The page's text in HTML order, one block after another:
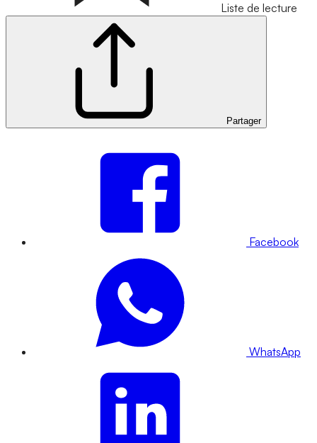
Liste de lecture
Partager
Facebook
WhatsApp